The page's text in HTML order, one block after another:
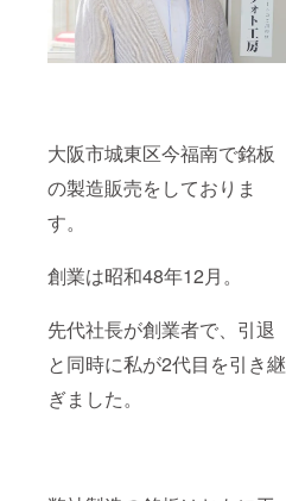
大阪市城東区今福南で銘板
の製造販売をしておりま
す。
創業は昭和48年12月。
先代社長が創業者で、引退
と同時に私が2代目を引き継
ぎました。